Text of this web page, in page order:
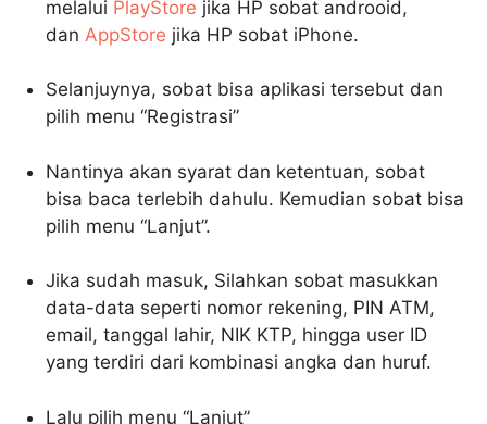
melalui PlayStore jika HP sobat androoid,
dan AppStore jika HP sobat iPhone.
Selanjuynya, sobat bisa aplikasi tersebut dan
pilih menu “Registrasi”
Nantinya akan syarat dan ketentuan, sobat
bisa baca terlebih dahulu. Kemudian sobat bisa
pilih menu “Lanjut”.
Jika sudah masuk, Silahkan sobat masukkan
data-data seperti nomor rekening, PIN ATM,
email, tanggal lahir, NIK KTP, hingga user ID
yang terdiri dari kombinasi angka dan huruf.
Lalu pilih menu “Lanjut”